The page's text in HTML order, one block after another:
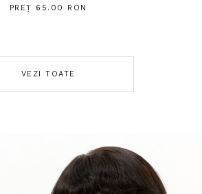
PREȚ 65.00 RON
VEZI TOATE